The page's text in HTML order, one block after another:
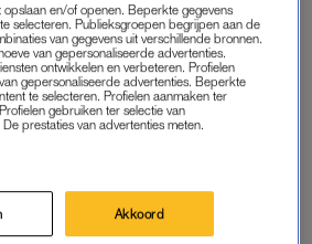
soms een stap opzij doen”, zei Klaver
als fractievoorzitter. “Maar
vooruitzetten als de situatie erom
en/of openen. Beperkte gegevens
selecteren. Publieksgroepen begrijpen aan de
van gegevens uit verschillende bronnen.
van gepersonaliseerde advertenties.
ontwikkelen en verbeteren. Profielen
gepersonaliseerde advertenties. Beperkte
te selecteren. Profielen aanmaken ter
gebruiken ter selectie van
prestaties van advertenties meten.
Akkoord